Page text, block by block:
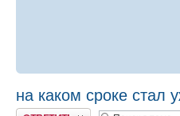
на каком сроке стал
Ответить